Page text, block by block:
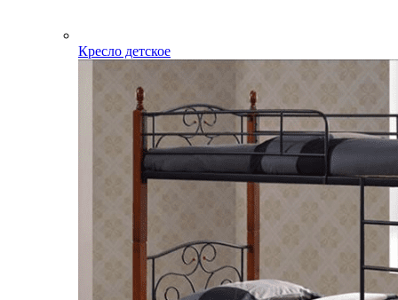
Кресло детское